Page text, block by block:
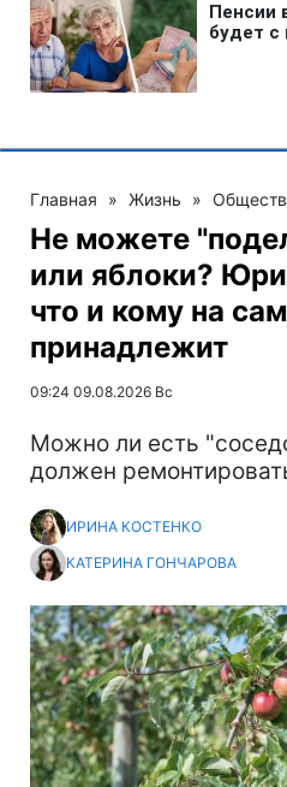
Главная » Жизнь »
Не можете
или яблоки?
что и кому на
принадлежит
09:24 09.08.2026 Вс
Можно ли есть
должен
ИРИНА КОСТЕНКО
КАТЕРИНА ГОНЧАРОВА